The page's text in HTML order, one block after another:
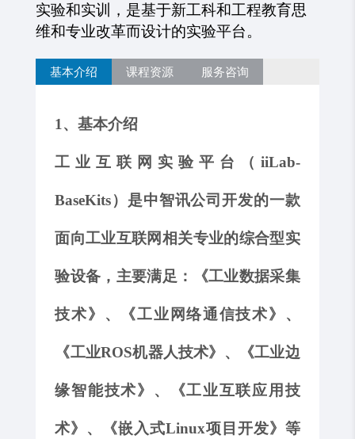
实验和实训，是基于新工科和工程教育思
维和专业改革而设计的实验平台。
基本介绍 课程资源 服务咨询
1、基本介绍
工业互联网实验平台（ iiLab-
BaseKits）是中智讯公司开发的一款
面向工业互联网相关专业的综合型实
验设备，主要满足： 《工业数据采集
技术》、《工业 网络通信技术》、
《工业ROS机器人技术》、《工业边
缘智能技术》、《工业互联应用技
术》、《嵌入式Linux项目开发》 等